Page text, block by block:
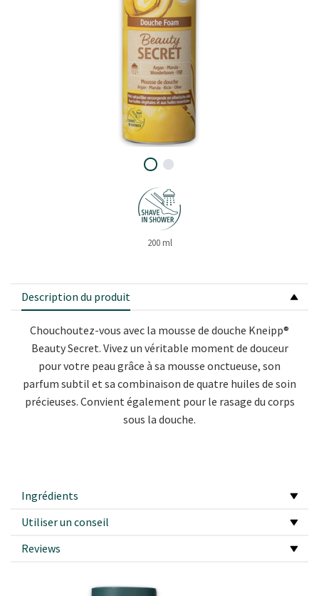
200 ml
Description du produit
Chouchoutez-vous avec la mousse de douche Kneipp®
Beauty Secret. Vivez un véritable moment de douceur
pour votre peau grâce à sa mousse onctueuse, son
parfum subtil et sa combinaison de quatre huiles de soin
précieuses. Convient également pour le rasage du corps
sous la douche.
Ingrédients
Utiliser un conseil
Reviews